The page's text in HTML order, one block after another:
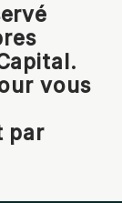
vous
par